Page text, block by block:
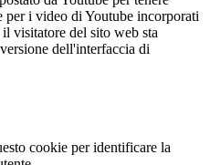
per i video di Youtube incorporati
visitatore del sito web sta
dell'interfaccia di
cookie per identificare la